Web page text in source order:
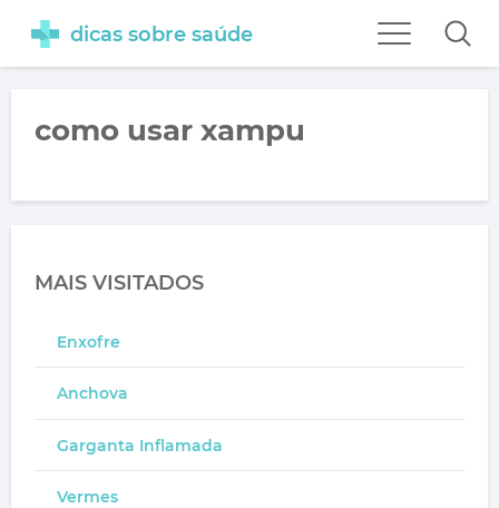
dicas sobre saúde
como usar xampu
MAIS VISITADOS
Enxofre
Anchova
Garganta Inflamada
Vermes